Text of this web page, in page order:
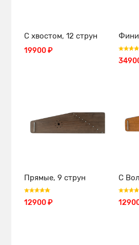
С хвостом, 12 струн
19900 ₽
Прямые, 9 струн
12900 ₽
С